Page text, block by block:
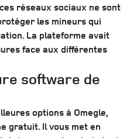
réseaux sociaux ne sont
les mineurs qui
La plateforme avait
face aux différentes
software de
options à Omegle,
gratuit. Il vous met en